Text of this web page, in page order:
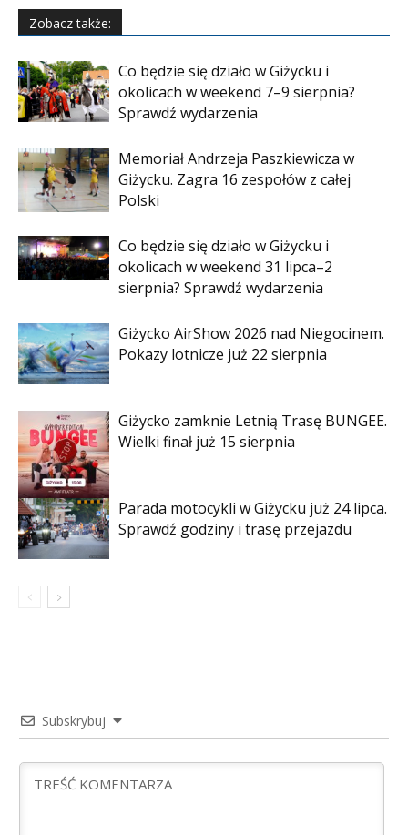
Zobacz także:
Co będzie się działo w Giżycku i
okolicach w weekend 7–9 sierpnia?
Sprawdź wydarzenia
Memoriał Andrzeja Paszkiewicza w
Giżycku. Zagra 16 zespołów z całej
Polski
Co będzie się działo w Giżycku i
okolicach w weekend 31 lipca–2
sierpnia? Sprawdź wydarzenia
Giżycko AirShow 2026 nad Niegocinem.
Pokazy lotnicze już 22 sierpnia
Giżycko zamknie Letnią Trasę BUNGEE.
Wielki finał już 15 sierpnia
Parada motocykli w Giżycku już 24 lipca.
Sprawdź godziny i trasę przejazdu
Subskrybuj